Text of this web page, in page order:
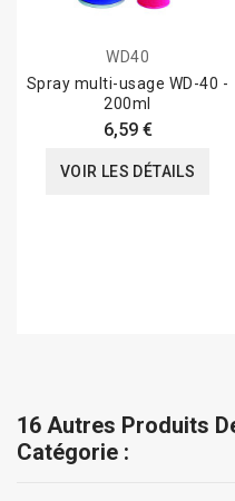
WD40
Spray multi-usage WD-40 -
200ml
6,59 €
VOIR LES DÉTAILS
16 Autres Produits
Catégorie :